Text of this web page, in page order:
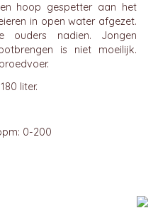
hoop gespetter aan het
in open water afgezet.
ouders nadien. Jongen
is niet moeilijk.
.
liter.
0-200